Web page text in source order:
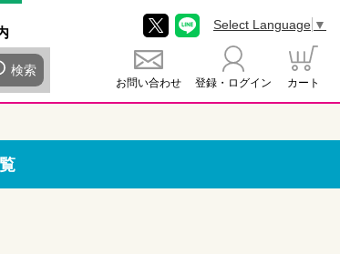
検索
お問い合わせ 登録・ログイン カート
Select Language ▼